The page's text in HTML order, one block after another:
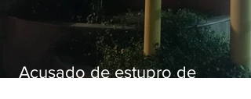
Acusado de estupro de